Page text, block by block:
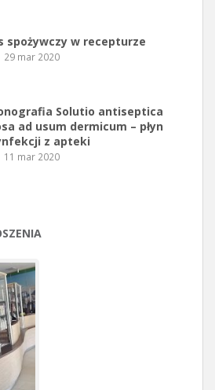
spożywczy w recepturze
29 mar 2020
Solutio antiseptica
ad usum dermicum – płyn
z apteki
11 mar 2020